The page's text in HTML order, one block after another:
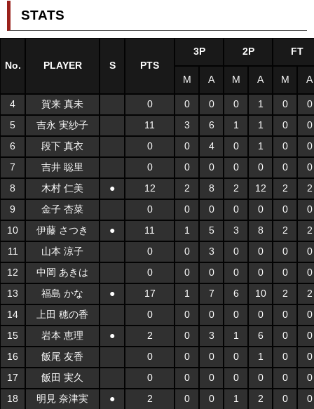
STATS
No. PLAYER S PTS
3P 2P FT
M A M A M A
4 賀来 真未 0 0 0 0 1 0
0
5
吉永 実紗子 11 3 6 1 1 0
0
6
段下 真衣 0 0 4 0 1 0
0
7
吉井 聡里 0 0 0 0 0 0
0
8
木村 仁美 ● 12 2 8 2 12 2
2
9
金子 杏菜 0 0 0 0 0 0
0
10
伊藤 さつき ● 11 1 5 3 8 2
2
11
山本 涼子 0 0 3 0 0 0
0
12
中岡 あきは 0 0 0 0 0 0
0
13
福島 かな ● 17 1 7 6 10 2
2
14
上田 穂の香 0 0 0 0 0 0
0
15
岩本 恵理 ● 2 0 3 1 6 0
0
16
飯尾 友香 0 0 0 0 1 0
0
17
飯田 実久 0 0 0 0 0 0
0
18
明見 奈津実 ● 2 0 0 1 2 0 0